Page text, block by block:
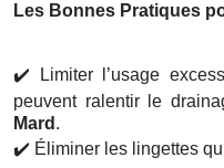
Les Bonnes Pratiques
✔️ Limiter l’usage
peuvent ralentir le
Mard .
✔️ Éliminer les lingettes